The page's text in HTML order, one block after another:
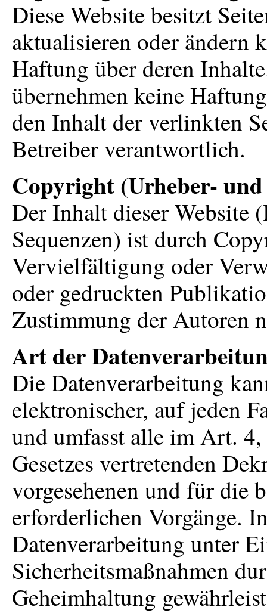
Diese Website besitzt
aktualisieren oder ändern
Haftung über deren
übernehmen keine
den Inhalt der verlinkten
Betreiber verantwortlich.
Copyright (Urheber-
Der Inhalt dieser Website
Sequenzen) ist durch
Vervielfältigung oder
oder gedruckten
Zustimmung der Autoren
Art der
Die Datenverarbeitung
elektronischer, auf jeden
und umfasst alle im Art. 4,
Gesetzes vertretenden
vorgesehenen und für die
erforderlichen Vorgänge.
Datenverarbeitung unter
Sicherheitsmaßnahmen
Geheimhaltung